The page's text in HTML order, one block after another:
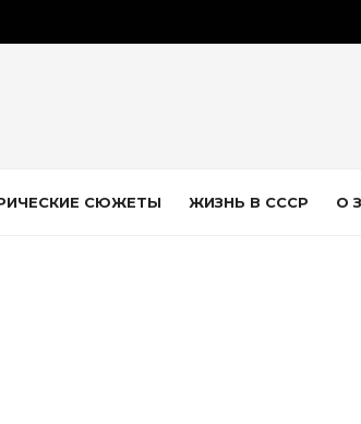
СЮЖЕТЫ ЖИЗНЬ В СССР О